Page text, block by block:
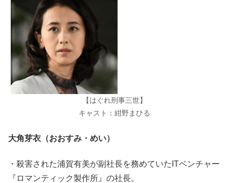
【はぐれ刑事三世】
キャスト：紺野まひる
大角芽衣（おおすみ・めい）
・殺害された浦賀有美が副社長を務めていたITベンチャー
『ロマンティック製作所』の社長。